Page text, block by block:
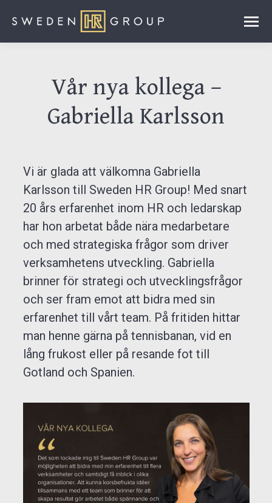
Vår nya kollega –
Gabriella Karlsson
Vi är glada att välkomna Gabriella
Karlsson till Sweden HR Group! Med snart
20 års erfarenhet inom HR och ledarskap
har hon arbetat både nära medarbetare
och med strategiska frågor som driver
verksamhetens utveckling. Gabriella
brinner för strategi och utvecklingsfrågor
och ser fram emot att bidra med sin
erfarenhet till vårt team. På fritiden hittar
man henne gärna på tennisbanan, vid en
lång frukost eller på resande fot till
Gotland och Spanien.